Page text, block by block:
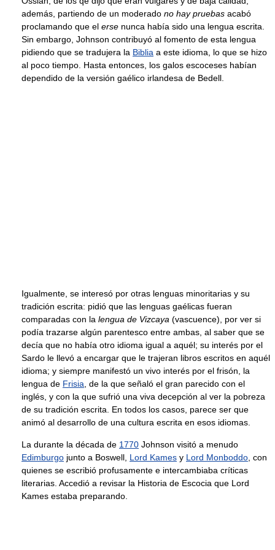
además, partiendo de un moderado no hay pruebas acabó
proclamando que el erse nunca había sido una lengua escrita.
Sin embargo, Johnson contribuyó al fomento de esta lengua
pidiendo que se tradujera la Biblia a este idioma, lo que se hizo
al poco tiempo. Hasta entonces, los galos escoceses habían
dependido de la versión gaélico irlandesa de Bedell.
Igualmente, se interesó por otras lenguas minoritarias y su
tradición escrita: pidió que las lenguas gaélicas fueran
comparadas con la lengua de Vizcaya (vascuence), por ver si
podía trazarse algún parentesco entre ambas, al saber que se
decía que no había otro idioma igual a aquél; su interés por el
Sardo le llevó a encargar que le trajeran libros escritos en aquél
idioma; y siempre manifestó un vivo interés por el frisón, la
lengua de Frisia , de la que señaló el gran parecido con el
inglés, y con la que sufrió una viva decepción al ver la pobreza
de su tradición escrita. En todos los casos, parece ser que
animó al desarrollo de una cultura escrita en esos idiomas.
La durante la década de 1770 Johnson visitó a menudo
Edimburgo junto a Boswell, Lord Kames y Lord Monboddo , con
quienes se escribió profusamente e intercambiaba críticas
literarias. Accedió a revisar la Historia de Escocia que Lord
Kames estaba preparando.